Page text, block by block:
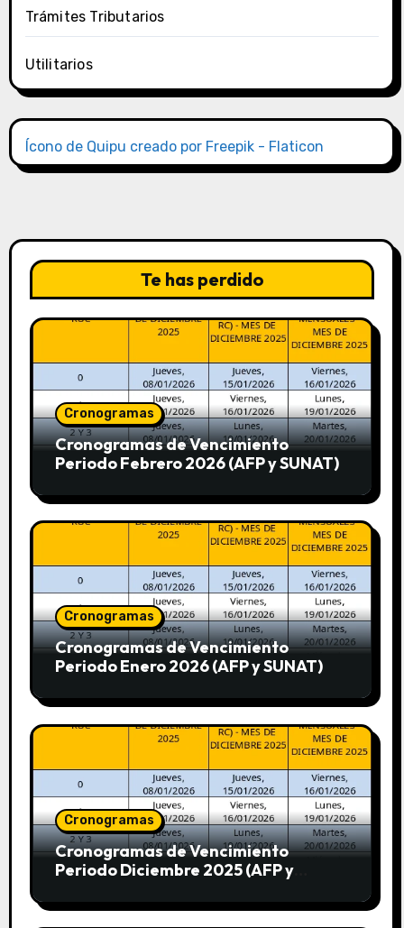
Trámites Tributarios
Utilitarios
Ícono de Quipu creado por Freepik - Flaticon
Te has perdido
Cronogramas
Cronogramas de Vencimiento
Periodo Febrero 2026 (AFP y SUNAT)
Cronogramas
Cronogramas de Vencimiento
Periodo Enero 2026 (AFP y SUNAT)
Cronogramas
Cronogramas de Vencimiento
Periodo Diciembre 2025 (AFP y